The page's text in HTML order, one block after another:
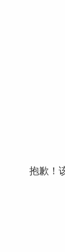
抱歉！